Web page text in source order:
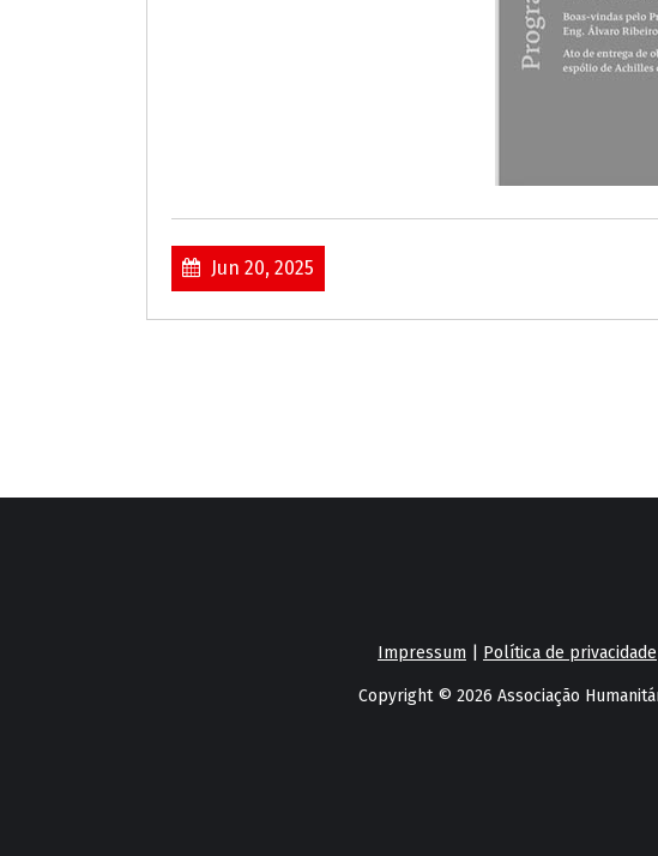
Jun 20, 2025
Impressum Política de privacidade
Copyright © 2026 Associação